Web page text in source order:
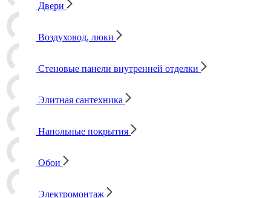
Двери
Воздуховод, люки
Стеновые панели внутренней отделки
Элитная сантехника
Напольные покрытия
Обои
Электромонтаж